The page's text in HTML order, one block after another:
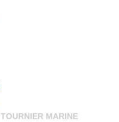
TOURNIER MARINE